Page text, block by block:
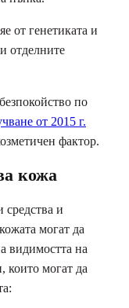
от генетиката и
отделните
по
от 2015 г.
фактор.
кожа
и
могат да
видимостта на
които могат да